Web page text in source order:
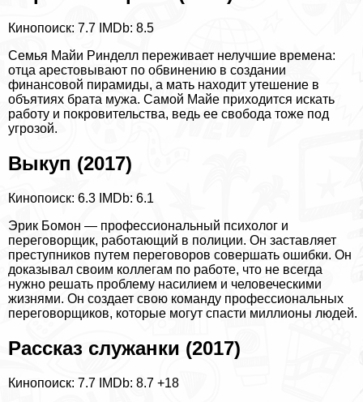
Кинопоиск: 7.7 IMDb: 8.5
Семья Майи Ринделл переживает нелучшие времена:
отца арестовывают по обвинению в создании
финансовой пирамиды, а мать находит утешение в
объятиях брата мужа. Самой Майе приходится искать
работу и покровительства, ведь ее свобода тоже под
угрозой.
Выкуп (2017)
Кинопоиск: 6.3 IMDb: 6.1
Эрик Бомон — профессиональный психолог и
переговорщик, работающий в полиции. Он заставляет
преступников путем переговоров совершать ошибки. Он
доказывал своим коллегам по работе, что не всегда
нужно решать проблему насилием и человеческими
жизнями. Он создает свою комaнду профессиональных
переговорщиков, которые могут спасти миллионы людей.
Рассказ служанки (2017)
Кинопоиск: 7.7 IMDb: 8.7 +18